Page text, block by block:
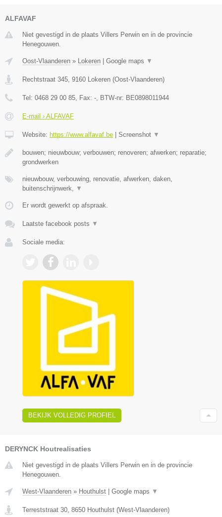
ALFAVAF
Niet gevestigd in de plaats Villers Perwin en in de provincie
Henegouwen.
Oost-Vlaanderen » Lokeren | Google maps ▼
Rechtstraat 345 9160 Lokeren (Oost-Vlaanderen)
Tel: 0468 29 00 85 , Fax: - , BTW-nr: BE0898011944
E-mail › ALFAVAF
Website: https://www.alfavaf.be | Screenshot ▼
bouwen; nieuwbouw; verbouwen; renoveren; afwerken; reparatie;
grondwerken
nieuwbouw, verbouwing, renovatie, afwerken, daken,
buitenschrijnwerk,
▼
Er wordt gewerkt op afspraak.
Laatste facebook posts ▼
Sociale media:
BEKIJK VOLLEDIG PROFIEL
DERYNCK Houtrealisaties
Niet gevestigd in de plaats Villers Perwin en in de provincie
Henegouwen.
West-Vlaanderen » Houthulst | Google maps ▼
Terreststraat 30 8650 Houthulst (West-Vlaanderen)